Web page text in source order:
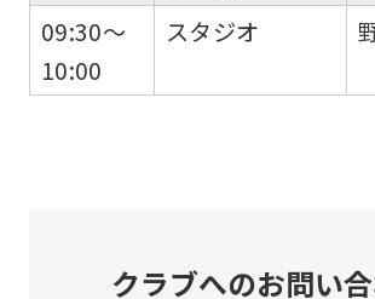
09:30～
10:00
スタジオ
クラブへのお問い